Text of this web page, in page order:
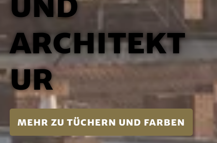
Architekt
ur
mehr zu Tüchern und Farben